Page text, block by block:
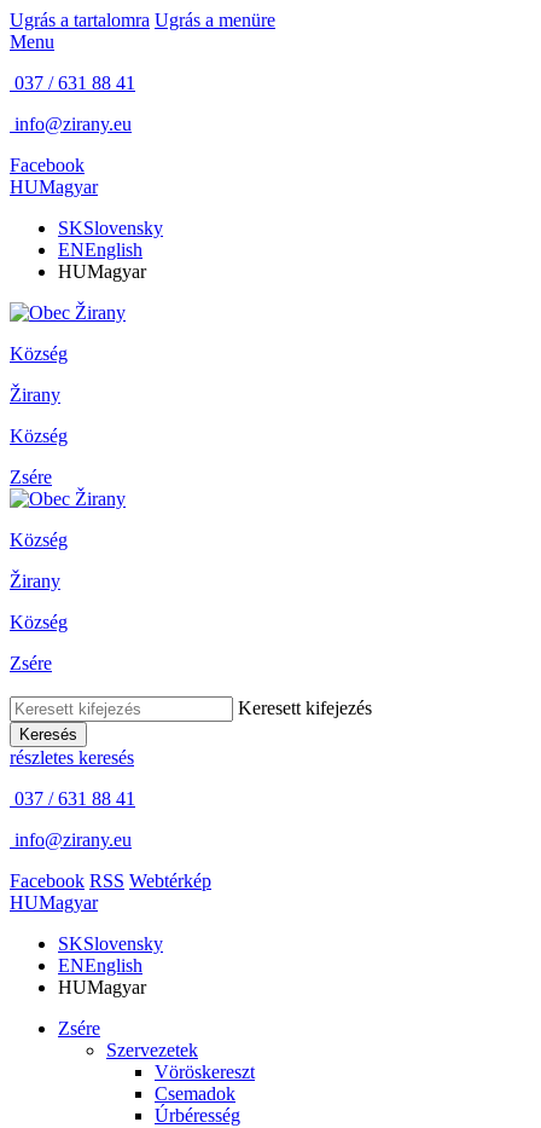
Ugrás a tartalomra Ugrás a menüre
Menu
037 / 631 88 41
info@zirany.eu
Facebook
HUMagyar
SKSlovensky
ENEnglish
HUMagyar
Község
Žirany
Község
Zsére
Község
Žirany
Község
Zsére
Keresett kifejezés
Keresés
részletes keresés
037 / 631 88 41
info@zirany.eu
Facebook RSS Webtérkép
HUMagyar
SKSlovensky
ENEnglish
HUMagyar
Zsére
Szervezetek
Vöröskereszt
Csemadok
Úrbéresség